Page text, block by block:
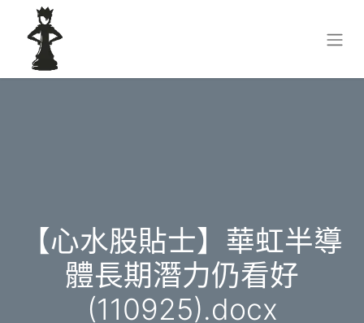
【心水股貼士】華虹半導
體長期潛力仍看好
(110925).docx